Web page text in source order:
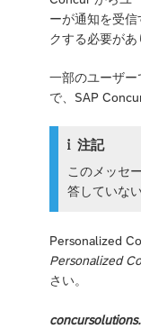
ーが通知を受
クする必要があ
一部のユーザ
で、SAP
注記
このメッセ
答していな
Personalized
Personalized
さい。